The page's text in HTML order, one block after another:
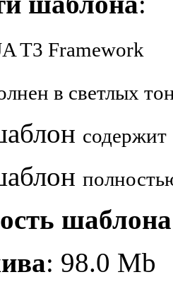
T3 Framework
в светлых
содержит
шаблона
: 98.0 Mb